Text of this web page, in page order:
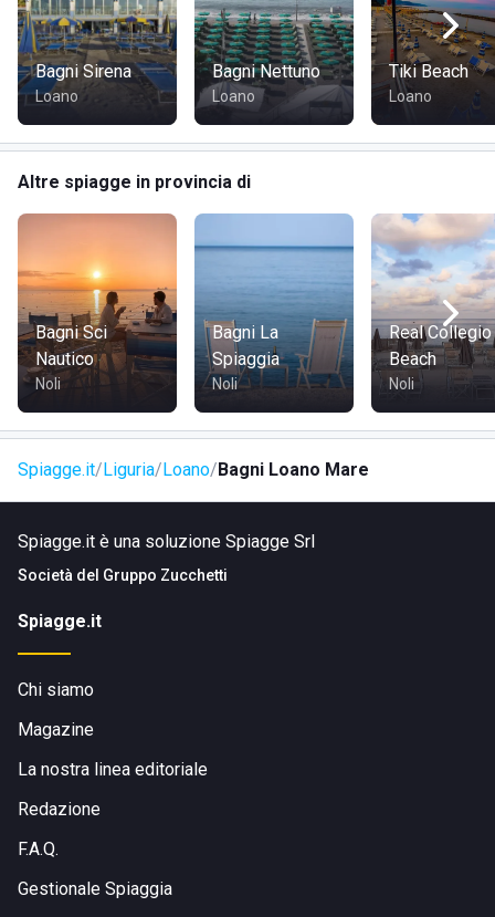
Bagni Sirena
Loano
Bagni Nettuno
Loano
Tiki Beach
Loano
Altre spiagge in provincia di
Bagni Sci
Nautico
Noli
Bagni La
Spiaggia
Noli
Real Collegio
Beach
Noli
Spiagge.it Liguria Loano Bagni Loano Mare
Spiagge.it è una soluzione Spiagge Srl
Società del Gruppo Zucchetti
Spiagge.it
Chi siamo
Magazine
La nostra linea editoriale
Redazione
F.A.Q.
Gestionale Spiaggia